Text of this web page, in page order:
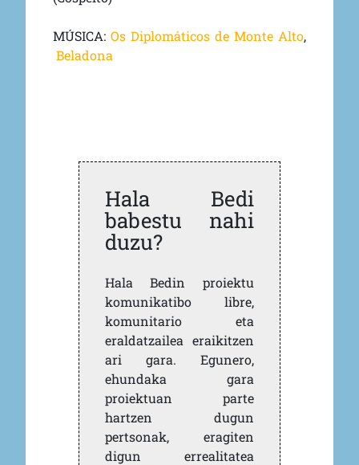
MÚSICA: Os Diplomáticos de Monte Alto,
Beladona
Hala Bedi
babestu nahi
duzu?
Hala Bedin proiektu
komunikatibo libre,
komunitario eta
eraldatzailea eraikitzen
ari gara. Egunero,
ehundaka gara
proiektuan parte
hartzen dugun
pertsonak, eragiten
digun errealitatea